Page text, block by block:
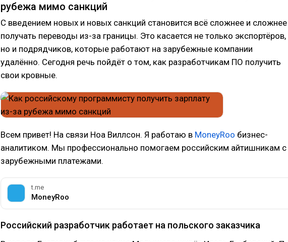
рубежа мимо санкций
С введением новых и новых санкций становится всё сложнее и сложнее
получать переводы из-за границы. Это касается не только экспортёров,
но и подрядчиков, которые работают на зарубежные компании
удалённо. Сегодня речь пойдёт о том, как разработчикам ПО получить
свои кровные.
Всем привет! На связи Ноа Виллсон. Я работаю в MoneyRoo бизнес-
аналитиком. Мы профессионально помогаем российским айтишникам с
зарубежными платежами.
t.me
MoneyRoo
Российский разработчик работает на польского заказчика